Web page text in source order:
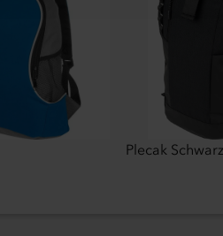
Plecak